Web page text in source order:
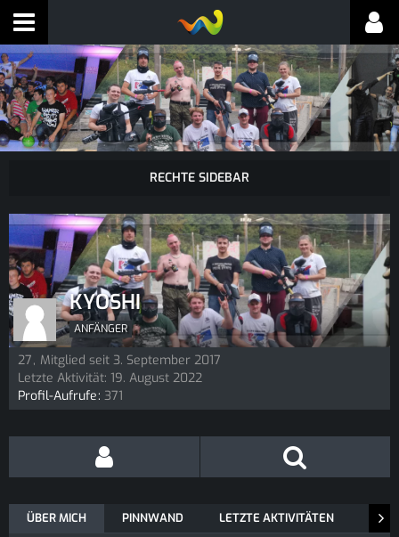
KYOSHI
ANFÄNGER
27 Mitglied seit 3. September 2017
Letzte Aktivität: 19. August 2022
Profil-Aufrufe 371
ÜBER MICH PINNWAND LETZTE AKTIVITÄTEN